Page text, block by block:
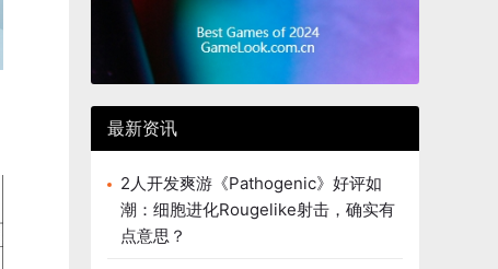
最新资讯
2人开发爽游《Pathogenic》好评如
潮：细胞进化Rougelike射击，确实有
点意思？